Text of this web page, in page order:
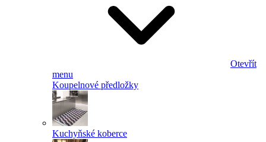
Otevřít
menu
Koupelnové předložky
Kuchyňské koberce